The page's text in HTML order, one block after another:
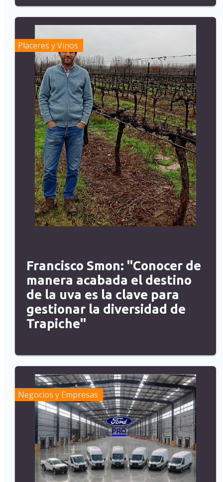
Placeres y Vinos
Francisco Smon: "Conocer de
manera acabada el destino
de la uva es la clave para
gestionar la diversidad de
Trapiche"
Negocios y Empresas